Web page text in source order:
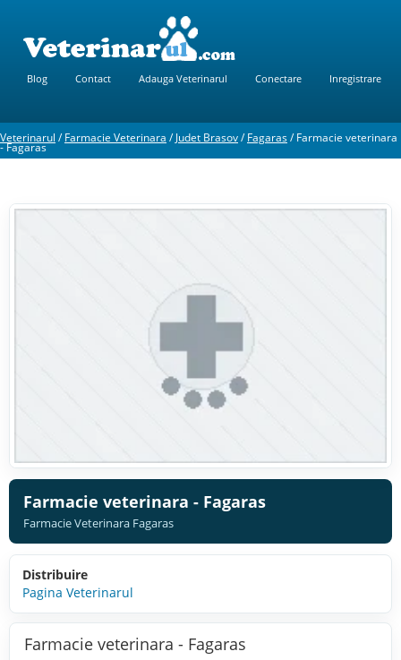
Blog Contact Adauga Veterinarul Conectare Inregistrare
Veterinarul /Farmacie Veterinara /Judet Brasov/Fagaras/Farmacie veterinara
- Fagaras
Farmacie veterinara - Fagaras
Farmacie Veterinara Fagaras
Distribuire
Pagina Veterinarul
Farmacie veterinara - Fagaras